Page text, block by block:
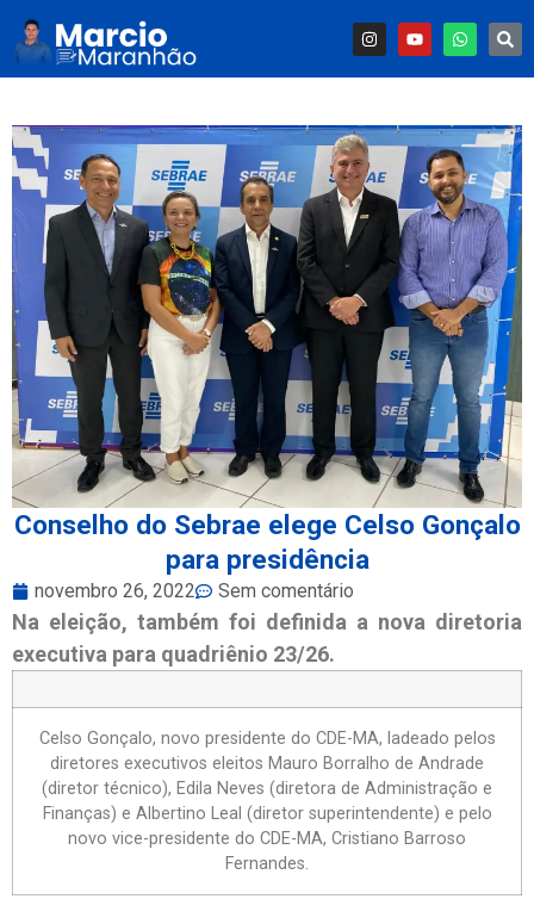
Conselho do Sebrae elege Celso Gonçalo
para presidência
novembro 26, 2022 Sem comentário
Na eleição, também foi definida a nova diretoria
executiva para quadriênio 23/26.
Celso Gonçalo, novo presidente do CDE-MA, ladeado pelos
diretores executivos eleitos Mauro Borralho de Andrade
(diretor técnico), Edila Neves (diretora de Administração e
Finanças) e Albertino Leal (diretor superintendente) e pelo
novo vice-presidente do CDE-MA, Cristiano Barroso
Fernandes.